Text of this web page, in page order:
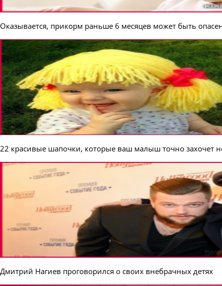
Оказывается, прикорм раньше 6 месяцев может быть
22 красивые шапочки, которые ваш малыш точно захочет
Дмитрий Нагиев проговорился о своих внебрачных детях